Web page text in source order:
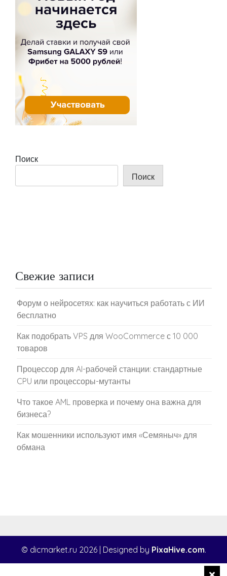
Поиск
Поиск
Свежие записи
Форум о нейросетях: как научиться работать с ИИ
бесплатно
Как подобрать VPS для WooCommerce с 10 000
товаров
Процессор для AI-рабочей станции: стандартные
CPU или процессоры-мутанты
Что такое AML проверка и почему она важна для
бизнеса?
Как мошенники используют имя «Семяныч» для
обмана
© dicmarket.ru 2026 Designed by PixaHive.com.